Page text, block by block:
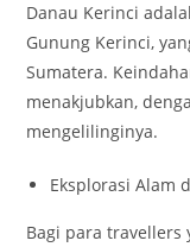
Danau Kerinci
Gunung Kerinci,
Sumatera.
menakjubkan,
mengelilinginya.
Eksplorasi Alam
Bagi para travellers